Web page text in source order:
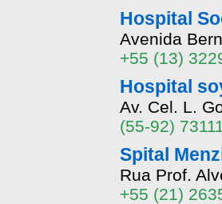
Hospital
Avenida
+55 (13)
Hospital
Av. Cel. L.
(55-92)
Spital
Rua Prof.
+55 (21)